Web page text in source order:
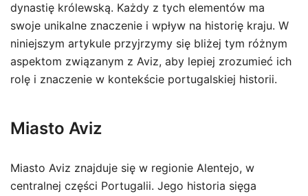
dynastię królewską. Każdy z tych elementów ma
swoje unikalne znaczenie i wpływ na historię kraju. W
niniejszym artykule przyjrzymy się bliżej tym różnym
aspektom związanym z Aviz, aby lepiej zrozumieć ich
rolę i znaczenie w kontekście portugalskiej historii.
Miasto Aviz
Miasto Aviz znajduje się w regionie Alentejo, w
centralnej części Portugalii. Jego historia sięga